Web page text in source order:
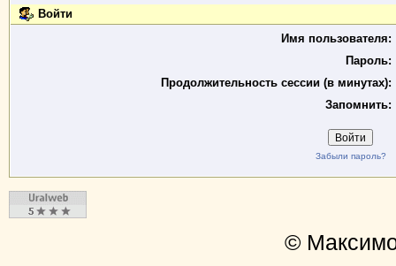
Войти
Имя пользователя:
Пароль:
Продолжительность сессии (в минутах):
Запомнить:
Забыли пароль?
©